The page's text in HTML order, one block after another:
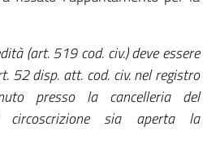
(art. 519 cod. civ.) deve essere
52 disp. att. cod. civ. nel registro
presso la cancelleria del
circoscrizione sia aperta la